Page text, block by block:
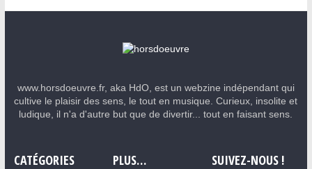
www.horsdoeuvre.fr, aka HdO, est un webzine indépendant qui
cultive le plaisir des sens, le tout en musique. Curieux, insolite et
ludique, il n'a d'autre but que de divertir... tout en faisant sens.
CATÉGORIES PLUS… SUIVEZ-NOUS !